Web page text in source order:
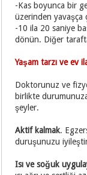
-Kas boyunca bir
üzerinden yavaşça
-10 ila 20 saniye
dönün. Diğer
Yaşam tarzı ve ev
Doktorunuz ve
birlikte
şeyler.
Aktif kalmak.
duruşunuzu
Isı ve soğuk